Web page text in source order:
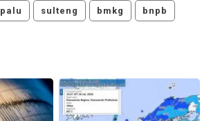
palu sulteng bmkg bnpb